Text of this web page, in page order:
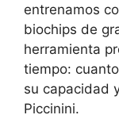
entrenamos
biochips de
herramienta
tiempo:
su capacidad
Piccinini.